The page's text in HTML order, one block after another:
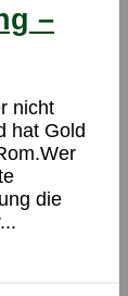
–
nicht
hat Gold
die